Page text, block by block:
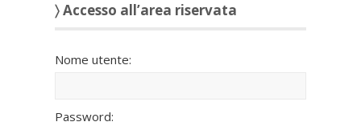
〉 Accesso all’area riservata
Nome utente:
Password: